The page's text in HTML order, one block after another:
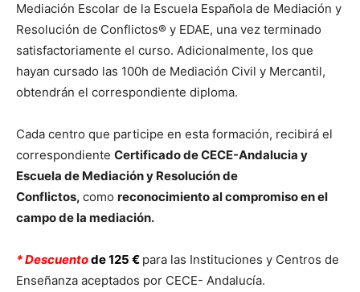
Mediación Escolar de la Escuela Española de Mediación y
Resolución de Conflictos® y EDAE, una vez terminado
satisfactoriamente el curso. Adicionalmente, los que
hayan cursado las 100h de Mediación Civil y Mercantil,
obtendrán el correspondiente diploma.
Cada centro que participe en esta formación, recibirá el
correspondiente Certificado de CECE-Andalucia y
Escuela de Mediación y Resolución de
Conflictos, como reconocimiento al compromiso en el
campo de la mediación.
* Descuentode 125 € para las Instituciones y Centros de
Enseñanza aceptados por CECE- Andalucía.